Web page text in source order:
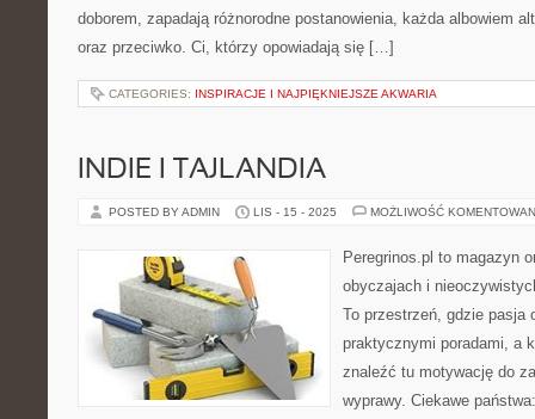
doborem, zapadają różnorodne postanowienia, każda albowiem
oraz przeciwko. Ci, którzy opowiadają się […]
CATEGORIES: INSPIRACJE I NAJPIĘKNIEJSZE AKWARIA
INDIE I TAJLANDIA
POSTED BY ADMIN LIS - 15 - 2025 MOŻLIWOŚĆ
Peregrinos.pl to magazyn
obyczajach i
To przestrzeń, gdzie pasja
praktycznymi poradami, a
znaleźć tu motywację do
wyprawy. Ciekawe